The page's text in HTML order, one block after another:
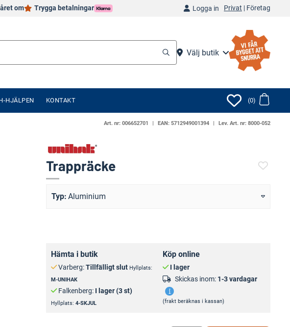
om Trygga betalningar Logga in Privat | Företag
Välj butik
HJÄLPEN KONTAKT (0)
Art. nr: 006652701 EAN: 5712949001394 Lev. Art. nr: 8000-052
Trappräcke
Typ Aluminium
Hämta i butik
Varberg: Tillfälligt slut Hyllplats:
M-UNIHAK
Falkenberg: I lager (3 st)
Hyllplats: 4-SKJUL
Köp online
I lager
Skickas inom: 1-3 vardagar
(frakt beräknas i kassan)